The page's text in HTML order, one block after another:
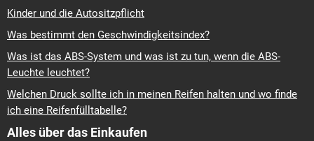
Kinder und die Autositzpflicht
Was bestimmt den Geschwindigkeitsindex?
Was ist das ABS-System und was ist zu tun, wenn die ABS-
Leuchte leuchtet?
Welchen Druck sollte ich in meinen Reifen halten und wo finde
ich eine Reifenfülltabelle?
Alles über das Einkaufen